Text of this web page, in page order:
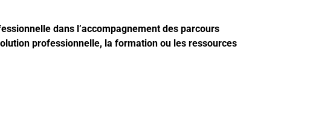
dans l’accompagnement des parcours
professionnelle, la formation ou les ressources